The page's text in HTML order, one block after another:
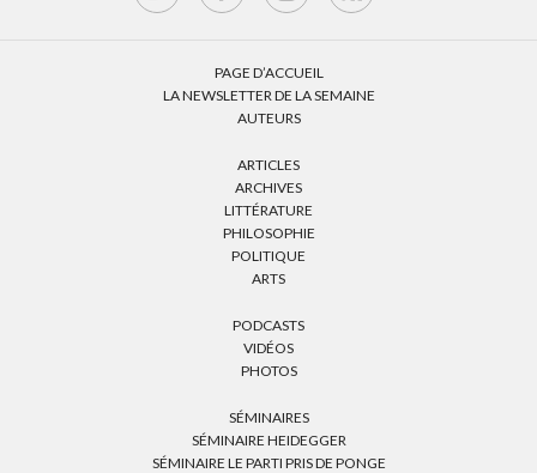
PAGE D’ACCUEIL
LA NEWSLETTER DE LA SEMAINE
AUTEURS
ARTICLES
ARCHIVES
LITTÉRATURE
PHILOSOPHIE
POLITIQUE
ARTS
PODCASTS
VIDÉOS
PHOTOS
SÉMINAIRES
SÉMINAIRE HEIDEGGER
SÉMINAIRE LE PARTI PRIS DE PONGE